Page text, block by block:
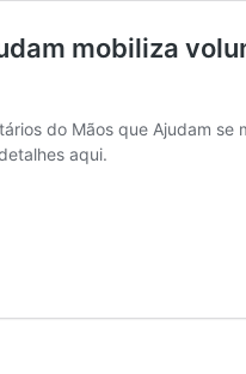
mobiliza
do Mãos que Ajudam
aqui.